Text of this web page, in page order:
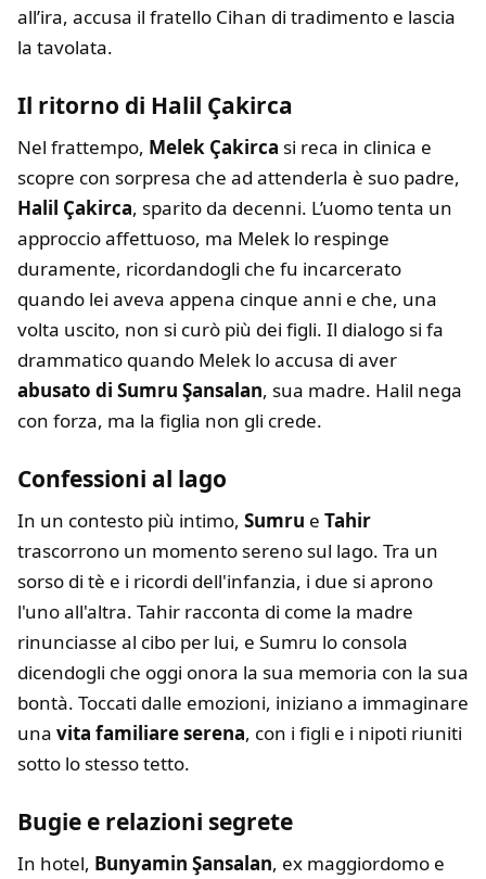
all’ira, accusa il fratello Cihan di tradimento e lascia
la tavolata.
Il ritorno di Halil Çakirca
Nel frattempo, Melek Çakirca si reca in clinica e
scopre con sorpresa che ad attenderla è suo padre,
Halil Çakirca, sparito da decenni. L’uomo tenta un
approccio affettuoso, ma Melek lo respinge
duramente, ricordandogli che fu incarcerato
quando lei aveva appena cinque anni e che, una
volta uscito, non si curò più dei figli. Il dialogo si fa
drammatico quando Melek lo accusa di aver
abusato di Sumru Şansalan, sua madre. Halil nega
con forza, ma la figlia non gli crede.
Confessioni al lago
In un contesto più intimo, Sumru e Tahir
trascorrono un momento sereno sul lago. Tra un
sorso di tè e i ricordi dell'infanzia, i due si aprono
l'uno all'altra. Tahir racconta di come la madre
rinunciasse al cibo per lui, e Sumru lo consola
dicendogli che oggi onora la sua memoria con la sua
bontà. Toccati dalle emozioni, iniziano a immaginare
una vita familiare serena, con i figli e i nipoti riuniti
sotto lo stesso tetto.
Bugie e relazioni segrete
In hotel, Bunyamin Şansalan, ex maggiordomo e